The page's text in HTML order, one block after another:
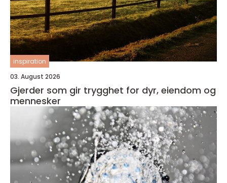
inspiration
03. August 2026
Gjerder som gir trygghet for dyr, eiendom og
mennesker